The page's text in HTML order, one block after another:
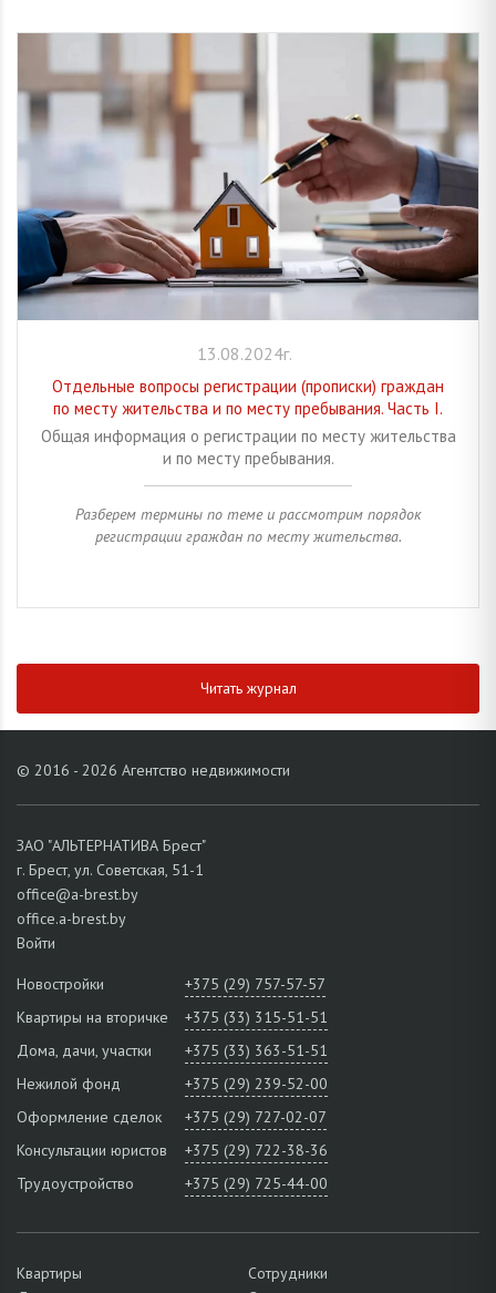
13.08.2024г.
Отдельные вопросы регистрации (прописки) граждан
по месту жительства и по месту пребывания. Часть I.
Общая информация о регистрации по месту жительства
и по месту пребывания.
Разберем термины по теме и рассмотрим порядок
регистрации граждан по месту жительства.
Читать журнал
© 2016 - 2026 Агентство недвижимости
ЗАО "АЛЬТЕРНАТИВА Брест"
г. Брест, ул. Советская, 51-1
office@a-brest.by
office.a-brest.by
Войти
Новостройки
+375 (29) 757-57-57
Квартиры на вторичке
+375 (33) 315-51-51
Дома, дачи, участки
+375 (33) 363-51-51
Нежилой фонд
+375 (29) 239-52-00
Оформление сделок
+375 (29) 727-02-07
Консультации юристов
+375 (29) 722-38-36
Трудоустройство
+375 (29) 725-44-00
Квартиры
Сотрудники